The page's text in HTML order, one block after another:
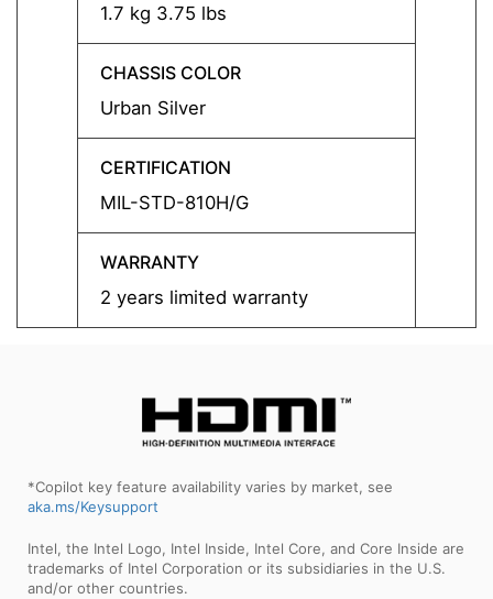
1.7 kg 3.75 lbs
CHASSIS COLOR
Urban Silver
CERTIFICATION
MIL-STD-810H/G
WARRANTY
2 years limited warranty
*Copilot key feature availability varies by market, see
aka.ms/Keysupport
Intel, the Intel Logo, Intel Inside, Intel Core, and Core Inside are
trademarks of Intel Corporation or its subsidiaries in the U.S.
and/or other countries.